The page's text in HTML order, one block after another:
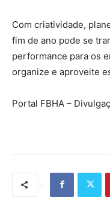
Com criatividade,
fim de ano pode se
performance para os
organize e aproveite
Portal FBHA –